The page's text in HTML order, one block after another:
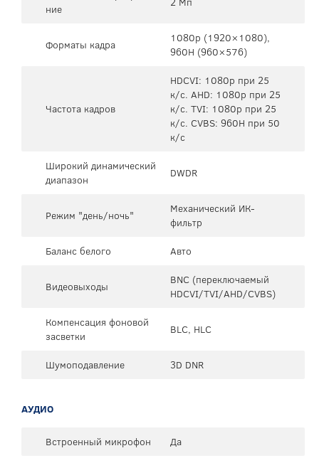
ние
Форматы кадра
1080p (1920×1080),
960H (960×576)
Частота кадров
HDCVI: 1080p при 25
к/с. AHD: 1080p при 25
к/с. TVI: 1080p при 25
к/с. CVBS: 960H при 50
к/с
Широкий динамический
диапазон
DWDR
Режим "день/ночь"
Механический ИК-
фильтр
Баланс белого
Авто
Видеовыходы
BNC (переключаемый
HDCVI/TVI/AHD/CVBS)
Компенсация фоновой
засветки
BLC, HLC
Шумоподавление 3D DNR
АУДИО
Встроенный микрофон Да